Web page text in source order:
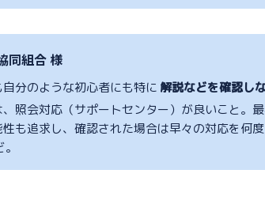
同組合 様
分のような初心者にも特に 解説などを確認し
照会対応（サポートセンター）が良いこと。
も追求し、確認された場合は早々の対応を何度